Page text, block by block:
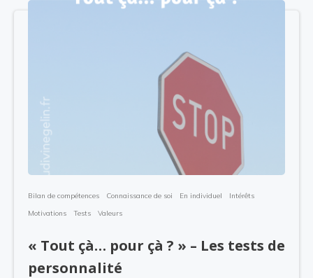
Bilan de compétences Connaissance de soi En individuel
Intérêts
Motivations
Tests Valeurs
« Tout çà… pour çà ? » – Les tests de
personnalité